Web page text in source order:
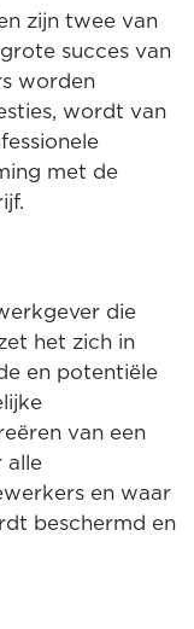
zijn twee van
succes van
worden
wordt van
met de
die
het zich in
en potentiële
van een
alle
en waar
beschermd en